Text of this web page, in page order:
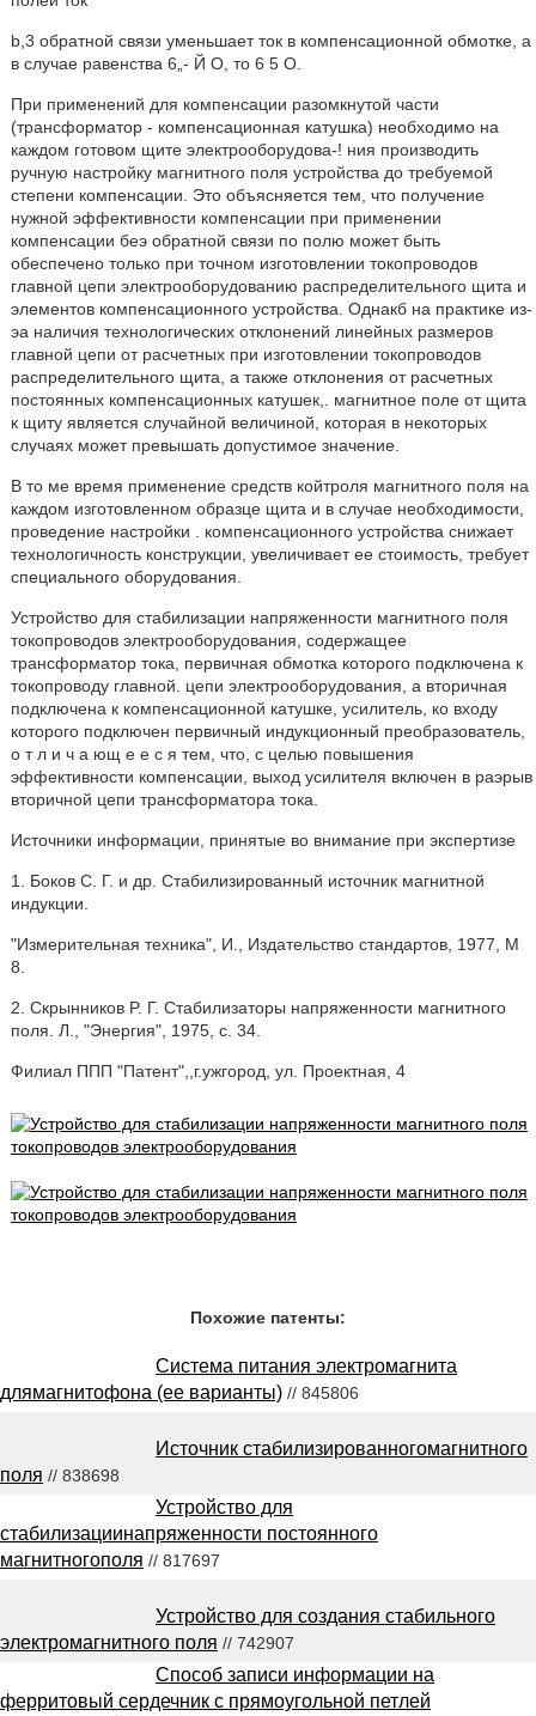
b,3 обратной связи уменьшает ток в компенсационной обмотке, а
в случае равенства 6„- Й О, то 6 5 О.
При применений для компенсации разомкнутой части
(трансформатор - компенсационная катушка) необходимо на
каждом готовом щите электрооборудова-! ния производить
ручную настройку магнитного поля устройства до требуемой
степени компенсации. Это объясняется тем, что получение
нужной эффективности компенсации при применении
компенсации беэ обратной связи по полю может быть
обеспечено только при точном изготовлении токопроводов
главной цепи электрооборудованию распределительного щита и
элементов компенсационного устройства. Однакб на практике из-
эа наличия технологических отклонений линейных размеров
главной цепи от расчетных при изготовлении токопроводов
распределительного щита, а также отклонения от расчетных
постоянных компенсационных катушек,. магнитное поле от щита
к щиту является случайной величиной, которая в некоторых
случаях может превышать допустимое значение.
В то ме время применение средств койтроля магнитного поля на
каждом изготовленном образце щита и в случае необходимости,
проведение настройки . компенсационного устройства снижает
технологичность конструкции, увеличивает ее стоимость, требует
специального оборудования.
Устройство для стабилизации напряженности магнитного поля
токопроводов электрооборудования, содержащее
трансформатор тока, первичная обмотка которого подключена к
токопроводу главной. цепи электрооборудования, а вторичная
подключена к компенсационной катушке, усилитель, ко входу
которого подключен первичный индукционный преобразователь,
о т л и ч а ющ е е с я тем, что, с целью повышения
эффективности компенсации, выход усилителя включен в раэрыв
вторичной цепи трансформатора тока.
Источники информации, принятые во внимание при экспертизе
1. Боков С. Г. и др. Стабилизированный источник магнитной
индукции.
"Измерительная техника", И., Издательство стандартов, 1977, М
8.
2. Скрынников P. Г. Стабилизаторы напряженности магнитного
поля. Л., "Энергия", 1975, с. 34.
Филиал ППП "Патент",,г.ужгород, ул. Проектная, 4
Похожие патенты:
Система питания электромагнита
длямагнитофона (ee варианты) // 845806
Источник стабилизированногомагнитного
поля // 838698
Устройство для
стабилизациинапряженности постоянного
магнитногополя // 817697
Устройство для создания стабильного
электромагнитного поля // 742907
Способ записи информации на
ферритовый сердечник с прямоугольной петлей